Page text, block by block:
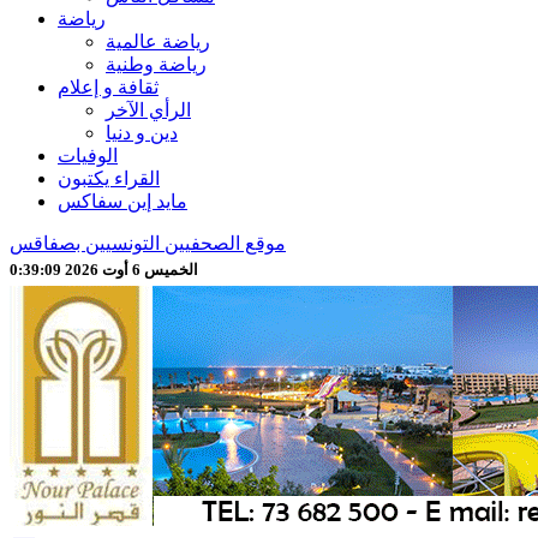
رياضة
رياضة عالمية
رياضة وطنية
ثقافة و إعلام
الرأي الآخر
دين و دنيا
الوفيات
القراء يكتبون
مايد إين سفاكس
موقع الصحفيين التونسيين بصفاقس
الخميس 6 أوت 2026 0:39:11